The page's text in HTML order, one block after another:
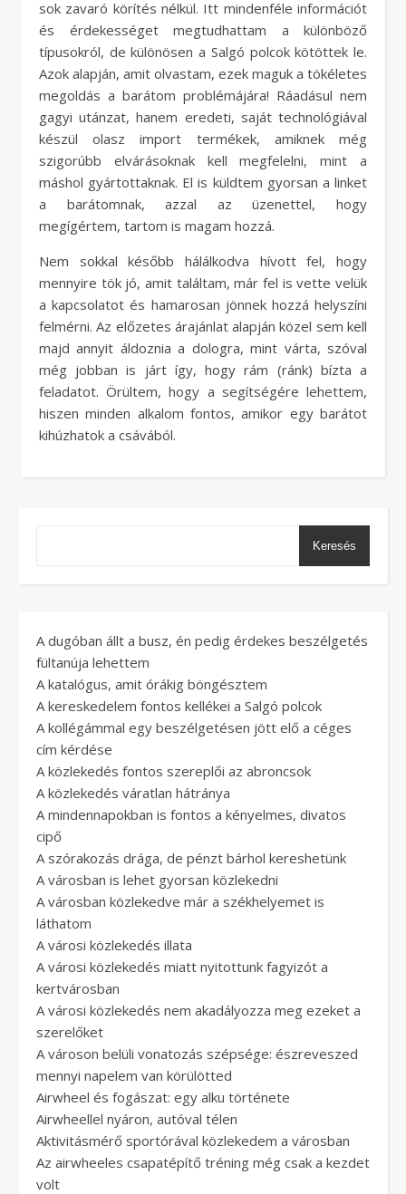
sok zavaró körítés nélkül. Itt mindenféle információt
és érdekességet megtudhattam a különböző
típusokról, de különösen a Salgó polcok kötöttek le.
Azok alapján, amit olvastam, ezek maguk a tökéletes
megoldás a barátom problémájára! Ráadásul nem
gagyi utánzat, hanem eredeti, saját technológiával
készül olasz import termékek, amiknek még
szigorúbb elvárásoknak kell megfelelni, mint a
máshol gyártottaknak. El is küldtem gyorsan a linket
a barátomnak, azzal az üzenettel, hogy
megígértem, tartom is magam hozzá.
Nem sokkal később hálálkodva hívott fel, hogy
mennyire tök jó, amit találtam, már fel is vette velük
a kapcsolatot és hamarosan jönnek hozzá helyszíni
felmérni. Az előzetes árajánlat alapján közel sem kell
majd annyit áldoznia a dologra, mint várta, szóval
még jobban is járt így, hogy rám (ránk) bízta a
feladatot. Örültem, hogy a segítségére lehettem,
hiszen minden alkalom fontos, amikor egy barátot
kihúzhatok a csávából.
Keresés
A dugóban állt a busz, én pedig érdekes beszélgetés
fültanúja lehettem
A katalógus, amit órákig böngésztem
A kereskedelem fontos kellékei a Salgó polcok
A kollégámmal egy beszélgetésen jött elő a céges
cím kérdése
A közlekedés fontos szereplői az abroncsok
A közlekedés váratlan hátránya
A mindennapokban is fontos a kényelmes, divatos
cipő
A szórakozás drága, de pénzt bárhol kereshetünk
A városban is lehet gyorsan közlekedni
A városban közlekedve már a székhelyemet is
láthatom
A városi közlekedés illata
A városi közlekedés miatt nyitottunk fagyizót a
kertvárosban
A városi közlekedés nem akadályozza meg ezeket a
szerelőket
A városon belüli vonatozás szépsége: észreveszed
mennyi napelem van körülötted
Airwheel és fogászat: egy alku története
Airwheellel nyáron, autóval télen
Aktivitásmérő sportórával közlekedem a városban
Az airwheeles csapatépítő tréning még csak a kezdet
volt